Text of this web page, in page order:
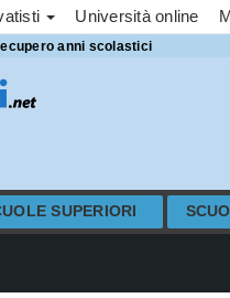
Università online
anni scolastici
SUPERIORI